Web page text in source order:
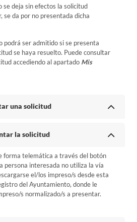
se deja sin efectos la solicitud
se da por no presentada dicha
podrá ser admitido si se presenta
se haya resuelto. Puede consultar
accediendo al apartado Mis
una solicitud
la solicitud
forma telemática a través del botón
persona interesada no utiliza la vía
el/los impreso/s desde esta
del Ayuntamiento, donde le
s normalizado/s a presentar.